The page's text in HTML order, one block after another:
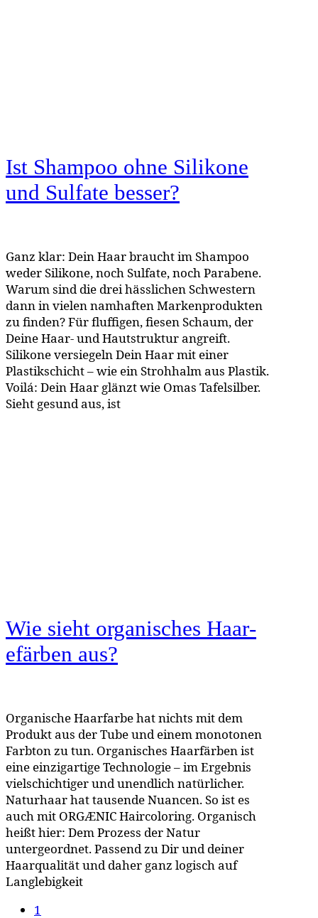
Ist Sham­poo ohne Sili­kone
und Sul­fate besser?
Ganz klar: Dein Haar braucht im Shampoo
weder Silikone, noch Sulfate, noch Parabene.
Warum sind die drei hässlichen Schwestern
dann in vielen namhaften Markenprodukten
zu finden? Für fluffigen, fiesen Schaum, der
Deine Haar- und Hautstruktur angreift.
Silikone versiegeln Dein Haar mit einer
Plastikschicht – wie ein Strohhalm aus Plastik.
Voilá: Dein Haar glänzt wie Omas Tafelsilber.
Sieht gesund aus, ist
Wie sieht organ­isches Haar­
efärben aus?
Organische Haarfarbe hat nichts mit dem
Produkt aus der Tube und einem monotonen
Farbton zu tun. Organisches Haarfärben ist
eine einzigartige Technologie – im Ergebnis
vielschichtiger und unendlich natürlicher.
Naturhaar hat tausende Nuancen. So ist es
auch mit ORGÆNIC Haircoloring. Organisch
heißt hier: Dem Prozess der Natur
untergeordnet. Passend zu Dir und deiner
Haarqualität und daher ganz logisch auf
Langlebigkeit
1